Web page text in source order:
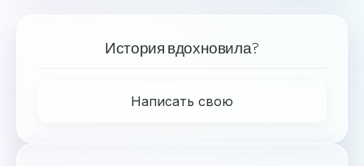
История вдохновила?
Написать свою